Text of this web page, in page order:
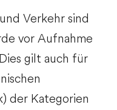
Verkehr sind
vor Aufnahme
gilt auch für
der Kategorien